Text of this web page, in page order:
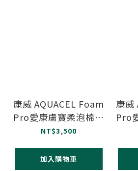
康威 AQUACEL Foam
Pro愛康膚寶柔泡棉敷
料(可黏) 19.8x14cm
NT$3,500
加入購物車
康威
Pro
料(